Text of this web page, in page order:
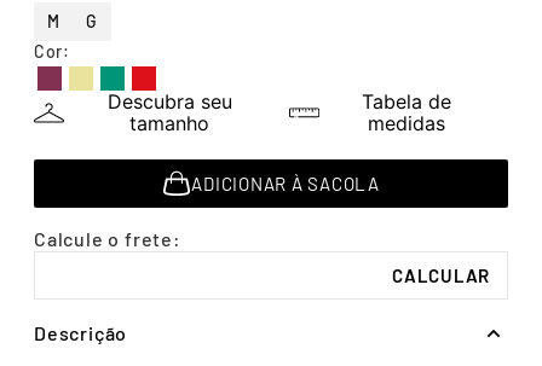
Cor:
M
G
Descubra seu
tamanho
Tabela de
medidas
ADICIONAR À SACOLA
Descrição